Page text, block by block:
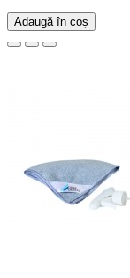
Adaugă în coș